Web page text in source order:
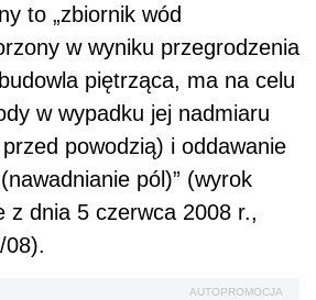
to „zbiornik wód
w wyniku przegrodzenia
piętrząca, ma na celu
w wypadku jej nadmiaru
powodzią) i oddawanie
pól)” (wyrok
z dnia 5 czerwca 2008 r.,
08).
AUTOPROMOCJA